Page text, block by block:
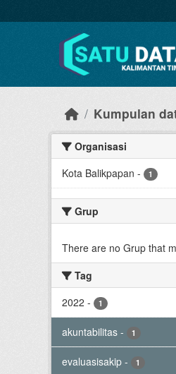
Kumpulan
Organisasi
Kota Balikpapan - 1
Grup
There are no Grup that
Tag
2022 - 1
akuntabilitas - 1
evaluasisakip - 1